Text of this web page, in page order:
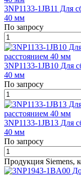
3NP1133-1JB11 Для
40 мм
По запросу
3NP1133-1JB10 Для
40 мм
По запросу
3NP1133-1JB13 Для
40 мм
По запросу
Продукция Siemens,